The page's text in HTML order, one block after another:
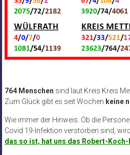
764 Menschen sind laut Kreis Kreis
Zum Glück gibt es seit Wochen keine
Wie immer der Hinweis: Ob die
Covid 19-Infektion verstorben sind,
das so ist, hat uns das Robert-